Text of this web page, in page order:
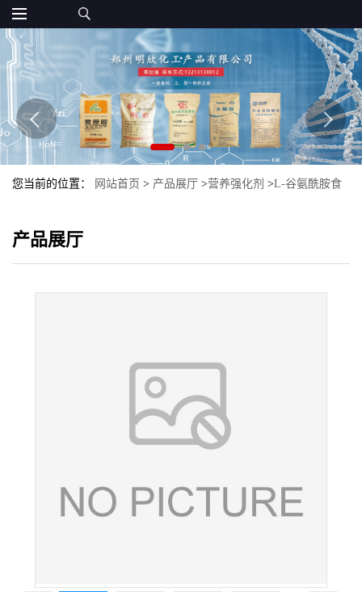
您当前的位置： 网站首页 > 产品展厅 >营养强化剂 >L-谷氨酰胺食
产品展厅